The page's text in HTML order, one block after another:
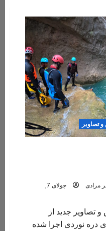
تصاویر
مرادی
تصاویر جدید از
دره نوردی اجرا شده